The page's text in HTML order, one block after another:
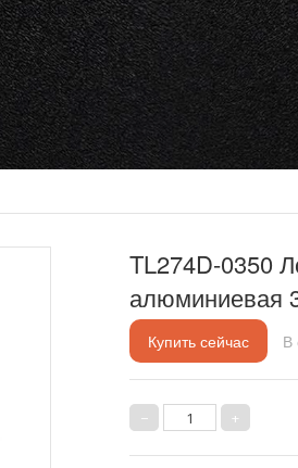
TL274D-0350
алюминиевая
Купить сейчас В